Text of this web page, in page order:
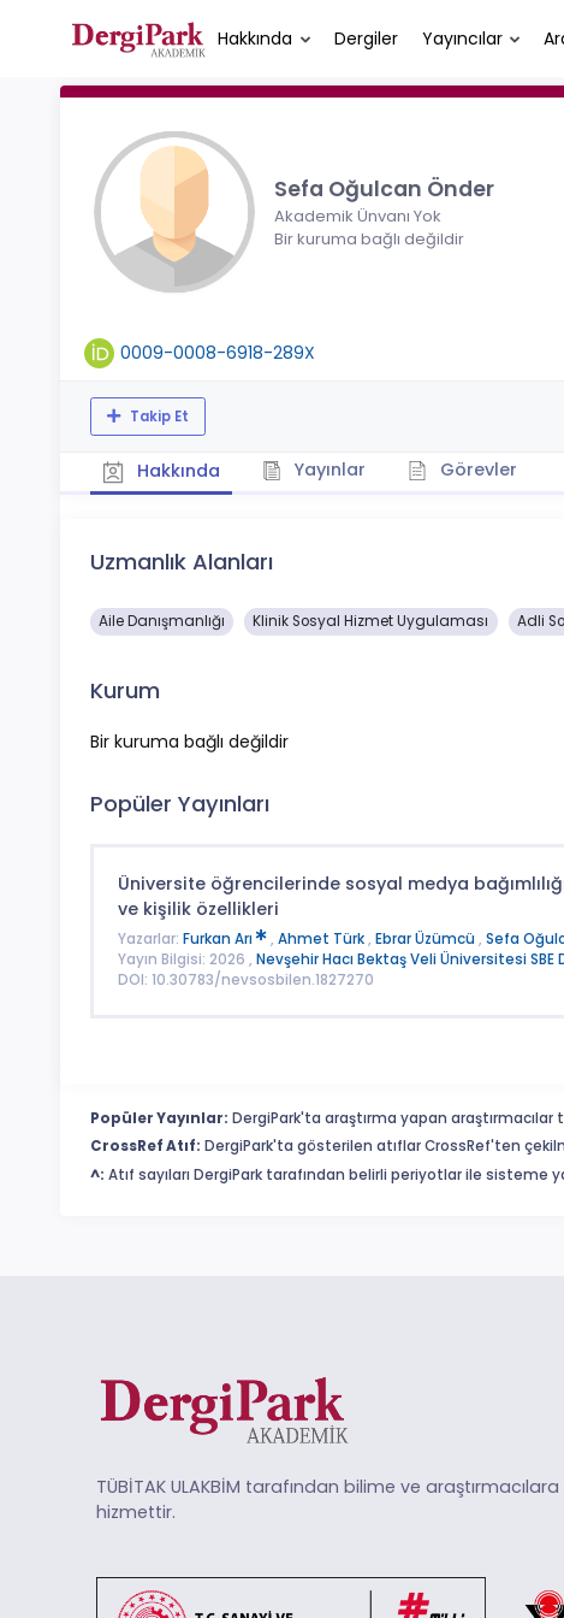
Hakkında Dergiler Yayıncılar
Sefa Oğulcan Önder
Akademik Ünvanı Yok
Bir kuruma bağlı değildir
0009-0008-6918-289X
Takip Et
Hakkında Yayınlar Görevler
Uzmanlık Alanları
Aile Danışmanlığı Klinik Sosyal Hizmet Uygulaması Adli
Kurum
Bir kuruma bağlı değildir
Popüler Yayınları
Üniversite öğrencilerinde sosyal medya
ve kişilik özellikleri
Yazarlar: Furkan Arı , Ahmet Türk, Ebrar Üzümcü , Sefa
Yayın Bilgisi: 2026 , Nevşehir Hacı Bektaş Veli Üniversitesi SBE
DOI: 10.30783/nevsosbilen.1827270
Popüler Yayınlar: DergiPark'ta araştırma yapan
CrossRef Atıf: DergiPark'ta gösterilen atıflar CrossRef'ten
^: Atıf sayıları DergiPark tarafından belirli periyotlar ile sisteme
TÜBİTAK ULAKBİM tarafından bilime ve
hizmettir.